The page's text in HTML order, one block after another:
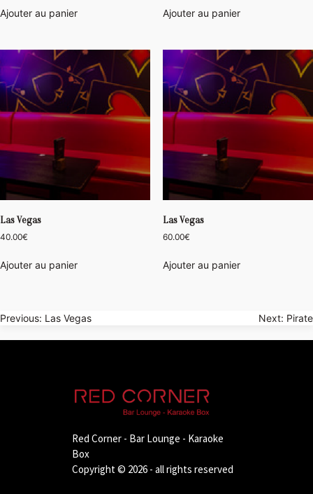
Ajouter au panier Ajouter au panier
Las Vegas
40.00€
Ajouter au panier
Las Vegas
60.00€
Ajouter au panier
Navigation
de
Previous: Las Vegas Next: Pirate
Red Corner - Bar Lounge - Karaoke
Box
Copyright © 2026 - all rights reserved